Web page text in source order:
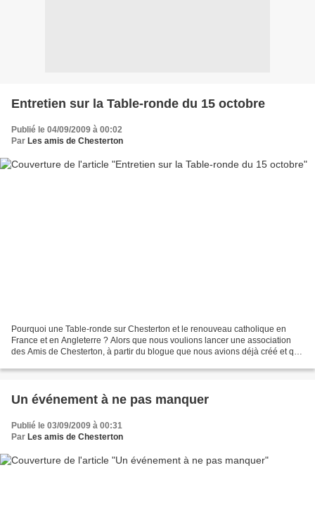
Entretien sur la Table-ronde du 15 octobre
Publié le 04/09/2009 à 00:02
Par Les amis de Chesterton
Pourquoi une Table-ronde sur Chesterton et le renouveau catholique en
France et en Angleterre ? Alors que nous voulions lancer une association
des Amis de Chesterton, à partir du blogue que nous avions déjà créé et qui
Un événement à ne pas manquer
Publié le 03/09/2009 à 00:31
Par Les amis de Chesterton